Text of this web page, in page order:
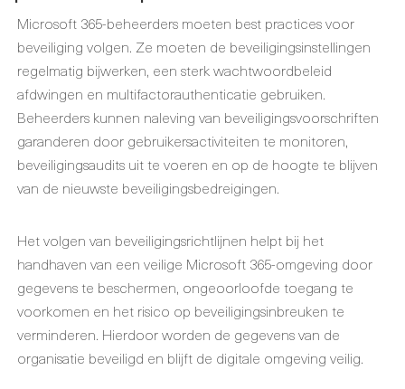
Microsoft 365-beheerders moeten best practices voor
beveiliging volgen. Ze moeten de beveiligingsinstellingen
regelmatig bijwerken, een sterk wachtwoordbeleid
afdwingen en multifactorauthenticatie gebruiken.
Beheerders kunnen naleving van beveiligingsvoorschriften
garanderen door gebruikersactiviteiten te monitoren,
beveiligingsaudits uit te voeren en op de hoogte te blijven
van de nieuwste beveiligingsbedreigingen.
Het volgen van beveiligingsrichtlijnen helpt bij het
handhaven van een veilige Microsoft 365-omgeving door
gegevens te beschermen, ongeoorloofde toegang te
voorkomen en het risico op beveiligingsinbreuken te
verminderen. Hierdoor worden de gegevens van de
organisatie beveiligd en blijft de digitale omgeving veilig.